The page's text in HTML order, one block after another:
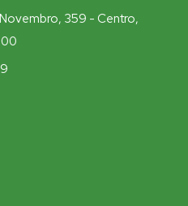
359 - Centro,